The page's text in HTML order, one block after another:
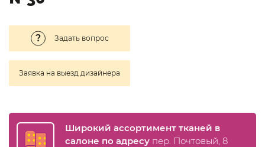
Задать вопрос
Заявка на выезд дизайнера
Широкий ассортимент тканей в
салоне по адресу пер. Почтовый, 8